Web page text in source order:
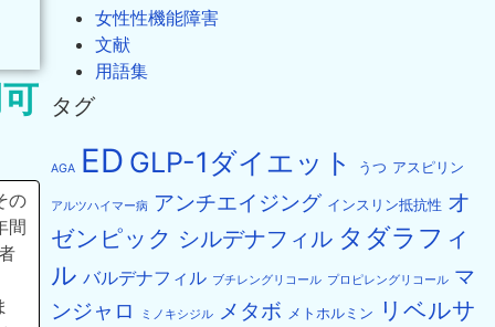
の
間
女性性機能障害
文献
用語集
タグ
AGA ED GLP-1ダイエット うつ アスピリン
アルツハイマー病 アンチエイジング インスリン抵抗性 オ
ゼンピック シルデナフィル タダラフィ
ル バルデナフィル ブチレングリコール プロピレングリコール マ
ンジャロ
ミノキシジル メタボ メトホルミン
リベルサ